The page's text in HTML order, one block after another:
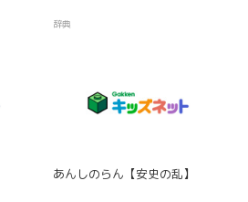
辞典
あんしのらん【安史の乱】